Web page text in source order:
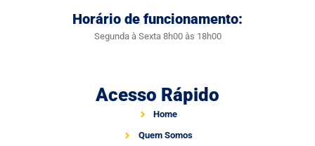
Horário de funcionamento:
Segunda à Sexta 8h00 às 18h00
Acesso Rápido
Home
Quem Somos